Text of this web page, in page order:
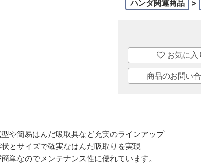
ハンダ関連商品
>
お気に入
商品のお問い
や簡易はんだ吸取具など充実のラインアップ
とサイズで確実なはんだ吸取りを実現
単なのでメンテナンス性に優れています。